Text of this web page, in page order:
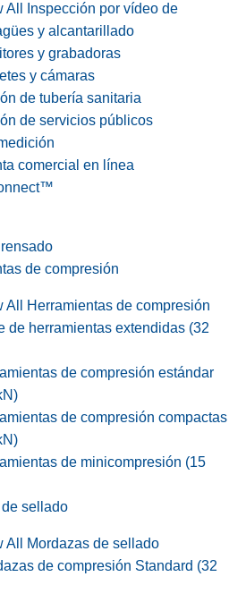
All Inspección por vídeo de
y alcantarillado
y grabadoras
y cámaras
de tubería sanitaria
de servicios públicos
comercial en línea
de compresión
All Herramientas de compresión
de herramientas extendidas (32
de compresión estándar
de compresión compactas
de minicompresión (15
sellado
All Mordazas de sellado
de compresión Standard (32